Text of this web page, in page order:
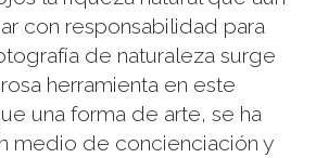
con responsabilidad para
de naturaleza surge
herramienta en este
una forma de arte, se ha
medio de concienciación y